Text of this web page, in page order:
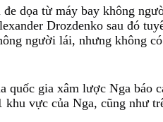
dọa từ máy bay không
Drozdenko sau đó
người lái, nhưng không
quốc gia xâm lược Nga báo
khu vực của Nga, cũng như